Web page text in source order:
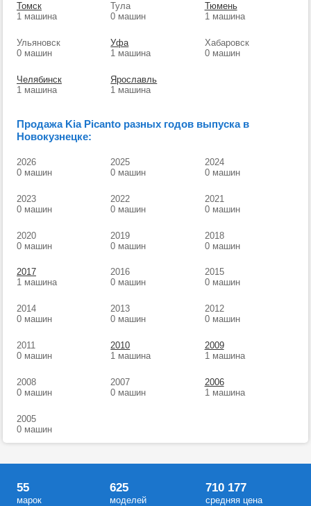
Томск
1 машина
Тула
0 машин
Тюмень
1 машина
Ульяновск
0 машин
Уфа
1 машина
Хабаровск
0 машин
Челябинск
1 машина
Ярославль
1 машина
Продажа Kia Picanto разных годов выпуска в
Новокузнецке:
2026
0 машин
2025
0 машин
2024
0 машин
2023
0 машин
2022
0 машин
2021
0 машин
2020
0 машин
2019
0 машин
2018
0 машин
2017
1 машина
2016
0 машин
2015
0 машин
2014
0 машин
2013
0 машин
2012
0 машин
2011
0 машин
2010
1 машина
2009
1 машина
2008
0 машин
2007
0 машин
2006
1 машина
2005
0 машин
55
марок
625
моделей
710 177
средняя цена